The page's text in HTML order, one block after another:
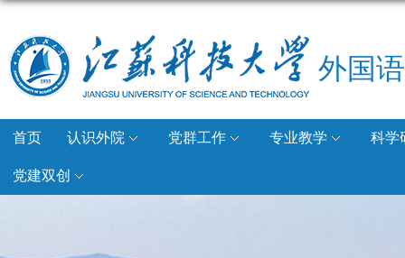
外国
首页 认识外院 党群工作 专业教学 科学
党建双创